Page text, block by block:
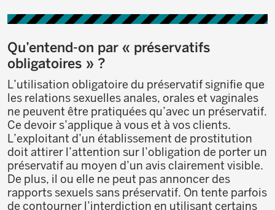
Qu’entend-on par « préservatifs
obligatoires » ?
L’utilisation obligatoire du préservatif signifie que
les relations sexuelles anales, orales et vaginales
ne peuvent être pratiquées qu’avec un préservatif.
Ce devoir s’applique à vous et à vos clients.
L’exploitant d’un établissement de prostitution
doit attirer l’attention sur l’obligation de porter un
préservatif au moyen d’un avis clairement visible.
De plus, il ou elle ne peut pas annoncer des
rapports sexuels sans préservatif. On tente parfois
de contourner l’interdiction en utilisant certains